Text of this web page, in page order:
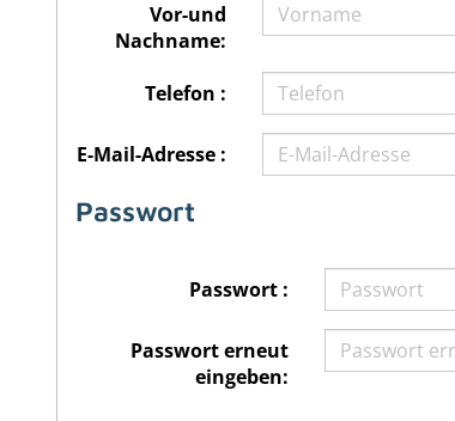
Vor-und
Nachname:
Telefon :
E-Mail-Adresse :
Passwort
Passwort :
Passwort erneut
eingeben: